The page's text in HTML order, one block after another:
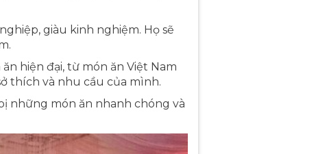
giàu kinh nghiệm. Họ sẽ
hiện đại, từ món ăn Việt Nam
thích và nhu cầu của mình.
những món ăn nhanh chóng và